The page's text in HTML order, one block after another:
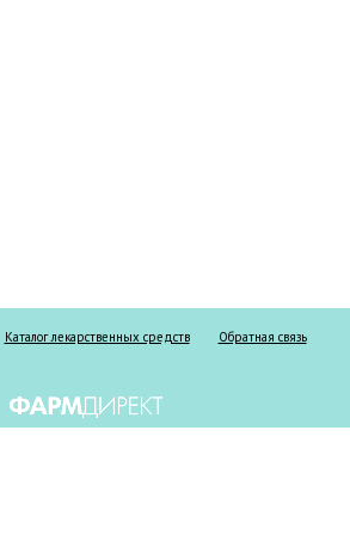
Каталог лекарственных средств Обратная связь